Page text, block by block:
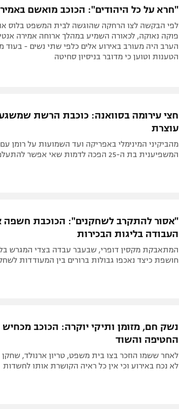
"חרא על כל היהודים": הכוכב מואשם
פוקה נאוקה, לכאורה השמיע במהלך ארוחה אמירה
הערב היה מעורב באירוע אלים כלפי שתי נשים - בעוד
הטענות וטוען כי מדובר בניסיון סחיטה
חצי עירומה בסוואנה: כוכבת הרשת
עוצרת
מהביקיני המינימלי באפריקה ועד השמועות על רומן
המשפיענית בת ה-25 הפכה לדמות שאי אפשר להתעלם ממנה
"אסור להתקרב לשחקנים": הכוכבת חשפה
העבודה בליגות הבכירות
חושפת כיצד נאכפו גבולות ברורים בין המעודדות
נשק חם, מזומן ותיקי יוקרה: הכוכב
החטיפה והשוד
לאחר ששמו הוזכר בצו בית משפט, טריון ארנולד, שחקן
לא נכח באירוע וכי אין כל ראיה הקושרת אותו לחשדות